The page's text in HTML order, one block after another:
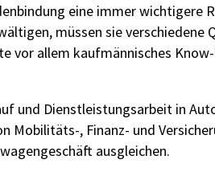
eine immer wichtigere
müssen sie verschiedene
vor allem kaufmännisches
und Dienstleistungsarbeit in
Mobilitäts-, Finanz- und
ausgleichen.